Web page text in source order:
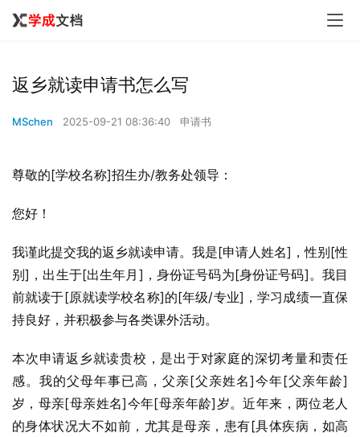
返乡就读申请书怎么写
MSchen 2025-09-21 08:36:40 申请书
尊敬的[学校名称]招生办/教务处领导：
您好！
我谨此提交我的返乡就读申请。我是[申请人姓名]，性别[性
别]，出生于[出生年月]，身份证号码为[身份证号码]。我目
前就读于[原就读学校名称]的[年级/专业]，学习成绩一直保
持良好，并积极参与各类课外活动。
本次申请返乡就读贵校，是出于对家庭的深切考量和责任
感。我的父母年事已高，父亲[父亲姓名]今年[父亲年龄]
岁，母亲[母亲姓名]今年[母亲年龄]岁。近年来，两位老人
的身体状况大不如前，尤其是母亲，患有[具体疾病，如高